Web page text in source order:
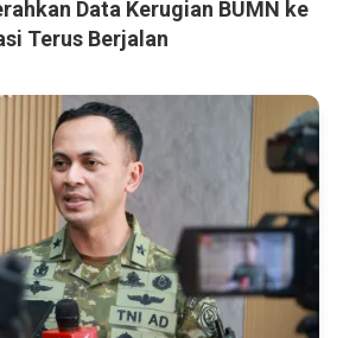
Data Kerugian BUMN ke
Terus Berjalan